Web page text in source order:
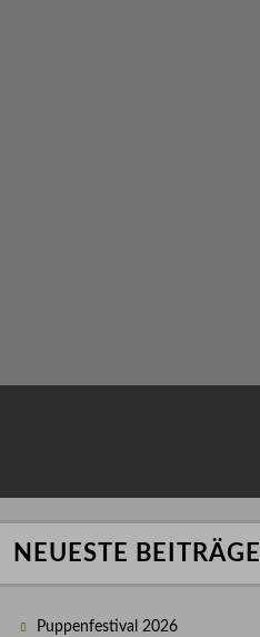
NEUESTE BEITRÄGE
Puppenfestival 2026